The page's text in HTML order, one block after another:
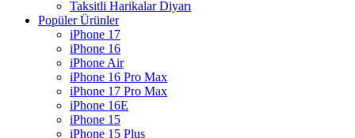
Taksitli Harikalar Diyarı
Popüler Ürünler
iPhone 17
iPhone 16
iPhone Air
iPhone 16 Pro Max
iPhone 17 Pro Max
iPhone 16E
iPhone 15
iPhone 15 Plus